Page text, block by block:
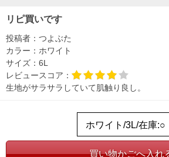
リピ買いです
投稿者： つよぶた
カラー： ホワイト
サイズ： 6L
レビュースコア：
生地がサラサラしていて肌触り良し。